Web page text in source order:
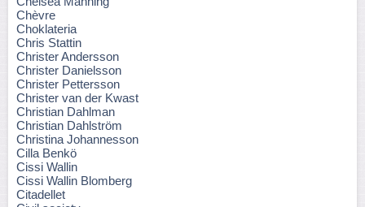
Chèvre
Choklateria
Chris Stattin
Christer Andersson
Christer Danielsson
Christer Pettersson
Christer van der Kwast
Christian Dahlman
Christian Dahlström
Christina Johannesson
Cilla Benkö
Cissi Wallin
Cissi Wallin Blomberg
Citadellet